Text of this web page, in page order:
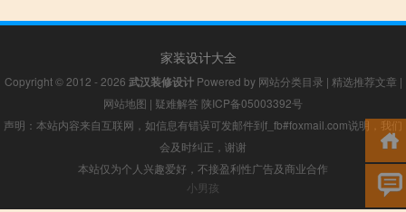
家装设计大全
Copyright © 2012 - 2026 武汉装修设计Powered by 网站分类目录 | 精选推荐文章 |
网站地图 | 疑难解答 陕ICP备05003392号
声明：本站内容来自互联网，如信息有错误可发邮件到f_fb#foxmail.com说明，我们
会及时纠正，谢谢
本站仅为个人兴趣爱好，不接盈利性广告及商业合作
小男孩